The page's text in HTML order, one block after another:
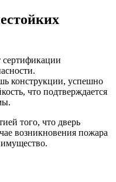
конструкции, успешно
что подтверждается
того, что дверь
возникновения пожара